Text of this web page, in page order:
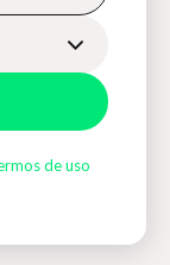
de uso